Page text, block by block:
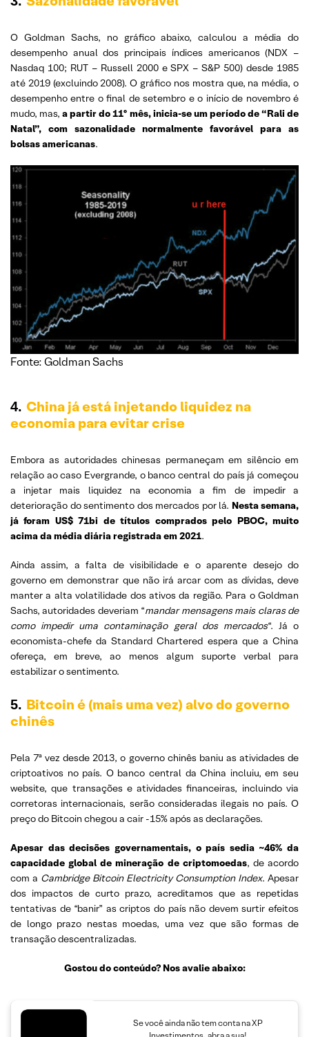
O Goldman Sachs, no gráfico abaixo, calculou a média do
desempenho anual dos principais índices americanos (NDX –
Nasdaq 100; RUT – Russell 2000 e SPX – S&P 500) desde 1985
até 2019 (excluindo 2008). O gráfico nos mostra que, na média, o
desempenho entre o final de setembro e o início de novembro é
mudo, mas,a partir do 11º mês, inicia-se um período de “Rali de
Natal”, com sazonalidade normalmente favorável para as
bolsas americanas.
Fonte: Goldman Sachs
4. China já está injetando liquidez na
economia para evitar crise
Embora as autoridades chinesas permaneçam em silêncio em
relação ao caso Evergrande, o banco central do país já começou
a injetar mais liquidez na economia a fim de impedir a
deterioração do sentimento dos mercados por lá. Nesta semana,
já foram US$ 71bi de títulos comprados pelo PBOC, muito
acima da média diária registrada em 2021.
Ainda assim, a falta de visibilidade e o aparente desejo do
governo em demonstrar que não irá arcar com as dívidas, deve
manter a alta volatilidade dos ativos da região. Para o Goldman
Sachs, autoridades deveriam “mandar mensagens mais claras de
como impedir uma contaminação geral dos mercados“. Já o
economista-chefe da Standard Chartered espera que a China
ofereça, em breve, ao menos algum suporte verbal para
estabilizar o sentimento.
5. Bitcoin é (mais uma vez) alvo do governo
chinês
Pela 7ª vez desde 2013, o governo chinês baniu as atividades de
criptoativos no país. O banco central da China incluiu, em seu
website, que transações e atividades financeiras, incluindo via
corretoras internacionais, serão consideradas ilegais no país. O
preço do Bitcoin chegou a cair -15% após as declarações.
Apesar das decisões governamentais, o país sedia ~46% da
capacidade global de mineração de criptomoedas, de acordo
com a Cambridge Bitcoin Electricity Consumption Index. Apesar
dos impactos de curto prazo, acreditamos que as repetidas
tentativas de “banir” as criptos do país não devem surtir efeitos
de longo prazo nestas moedas, uma vez que são formas de
transação descentralizadas.
Gostou do conteúdo? Nos avalie abaixo:
Se você ainda não tem conta na XP
Investimentos, abra a sua!